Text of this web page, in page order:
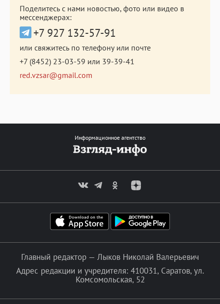
Поделитесь с нами новостью, фото или видео в
мессенджерах:
+7 927 132-57-91
или свяжитесь по телефону или почте
+7 (8452) 23-03-59 или 39-39-41
red.vzsar@gmail.com
Информационное агентство
Главный редактор — Лыков Николай Валерьевич
Адрес редакции и учредителя: 410031, Саратов, ул.
Комсомольская, 52